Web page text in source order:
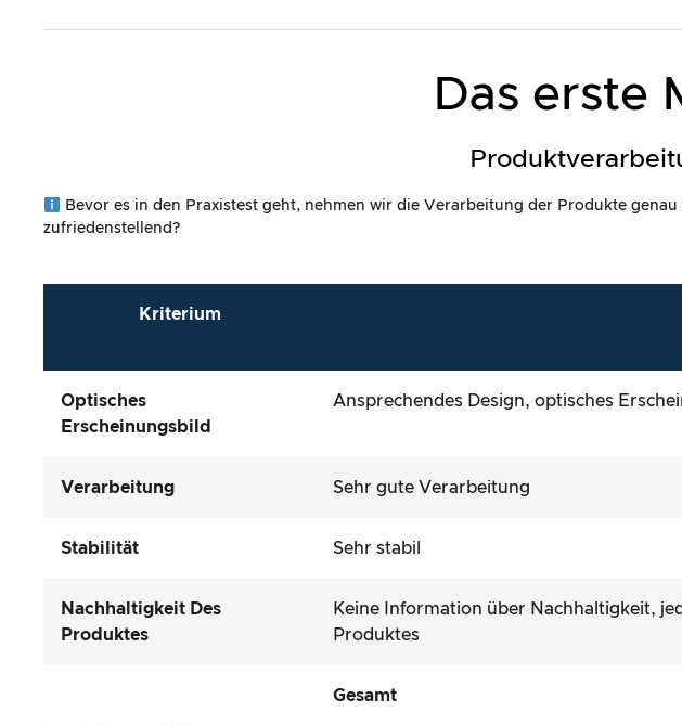
Das erste
Bevor es in den Praxistest geht, nehmen wir die Verarbeitung der Produkte
zufriedenstellend?
Kriterium
Optisches
Erscheinungsbild
Ansprechendes Design, optisches
Verarbeitung Sehr gute Verarbeitung
Stabilität Sehr stabil
Nachhaltigkeit Des
Produktes
Keine Information über Nachhaltigkeit,
Produktes
Gesamt